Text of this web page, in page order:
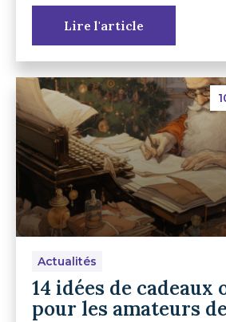
Lire l'article
Actualités
14 idées de
pour les amateurs